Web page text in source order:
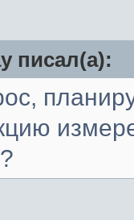
писал(а):